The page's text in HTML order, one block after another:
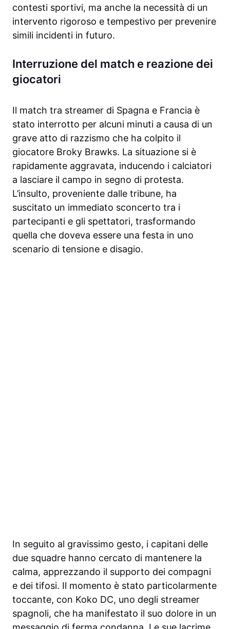
contesti sportivi, ma anche la necessità di un
intervento rigoroso e tempestivo per prevenire
simili incidenti in futuro.
Interruzione del match e reazione dei
giocatori
Il match tra streamer di Spagna e Francia è
stato interrotto per alcuni minuti a causa di un
grave atto di razzismo che ha colpito il
giocatore Broky Brawks. La situazione si è
rapidamente aggravata, inducendo i calciatori
a lasciare il campo in segno di protesta.
L’insulto, proveniente dalle tribune, ha
suscitato un immediato sconcerto tra i
partecipanti e gli spettatori, trasformando
quella che doveva essere una festa in uno
scenario di tensione e disagio.
In seguito al gravissimo gesto, i capitani delle
due squadre hanno cercato di mantenere la
calma, apprezzando il supporto dei compagni
e dei tifosi. Il momento è stato particolarmente
toccante, con Koko DC, uno degli streamer
spagnoli, che ha manifestato il suo dolore in un